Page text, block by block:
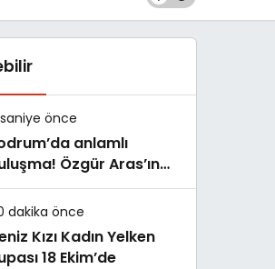
önce
anlamlı
Özgür Aras’ın
konuşulan kitabı yeni
Titanic Luxury
Bodrum’da
dakika önce
Kızı Kadın Yelken
18 Ekim’de